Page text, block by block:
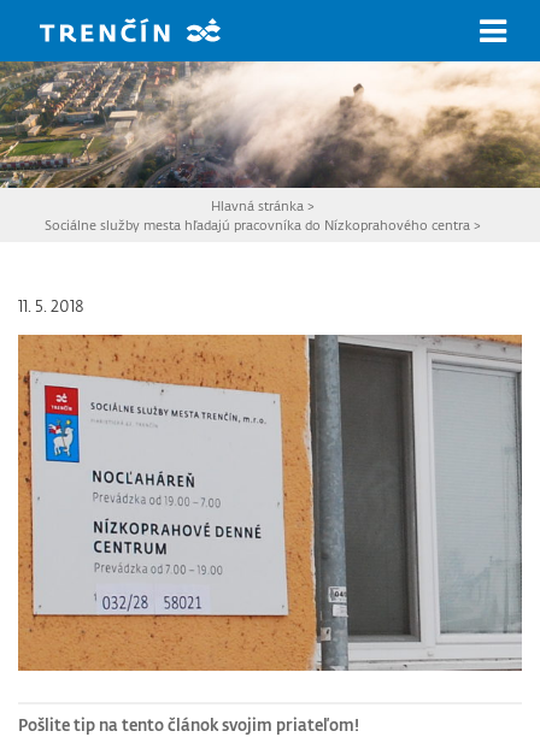
Hlavná stránka >
Sociálne služby mesta hľadajú pracovníka do Nízkoprahového centra >
11. 5. 2018
Pošlite tip na tento článok svojim priateľom!